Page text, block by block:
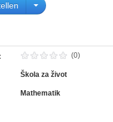
(0)
Škola za život
Mathematik